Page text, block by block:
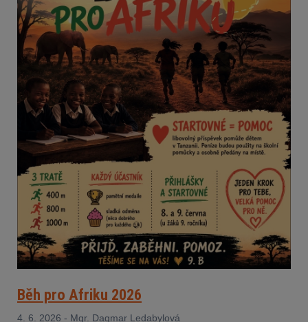
Běh pro Afriku 2026
4. 6. 2026 - Mgr. Dagmar Ledabylová